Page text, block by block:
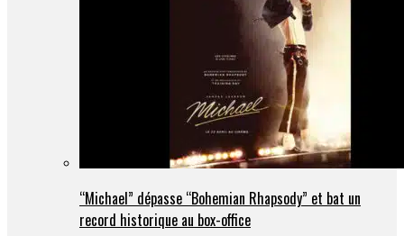
“Michael” dépasse “Bohemian Rhapsody” et bat un
record historique au box-office